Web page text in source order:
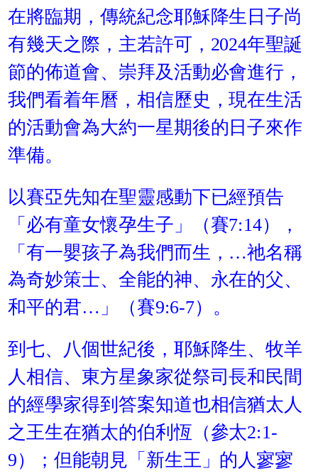
在將臨期，傳統紀念耶穌降生日子尚
有幾天之際，主若許可，2024年聖誕
節的佈道會、崇拜及活動必會進行，
我們看着年曆，相信歷史，現在生活
的活動會為大約一星期後的日子來作
準備。
以賽亞先知在聖靈感動下已經預告
「必有童女懷孕生子」（賽7:14），
「有一嬰孩子為我們而生，…祂名稱
為奇妙策士、全能的神、永在的父、
和平的君…」（賽9:6-7）。
到七、八個世紀後，耶穌降生、牧羊
人相信、東方星象家從祭司長和民間
的經學家得到答案知道也相信猶太人
之王生在猶太的伯利恆（參太2:1-
9）；但能朝見「新生王」的人寥寥